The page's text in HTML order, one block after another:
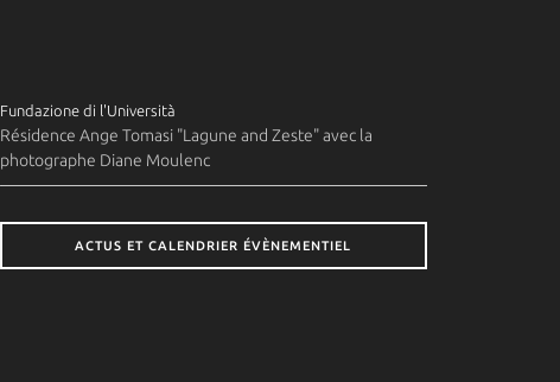
Fundazione di l'Università
Résidence Ange Tomasi "Lagune and Zeste" avec la
photographe Diane Moulenc
ACTUS ET CALENDRIER ÉVÈNEMENTIEL